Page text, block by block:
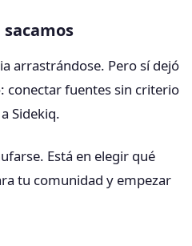
arrastrándose. Pero sí dejó
conectar fuentes sin criterio
Sidekiq.
Está en elegir qué
tu comunidad y empezar